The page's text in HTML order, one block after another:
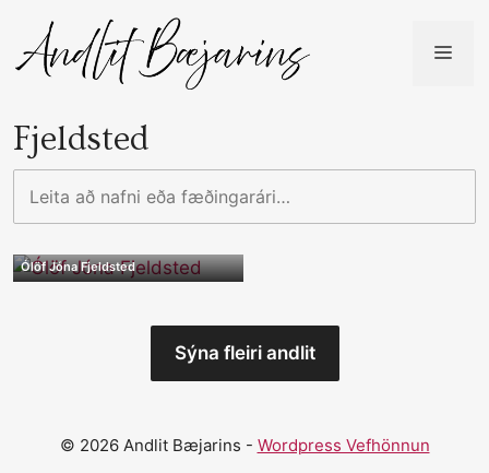
content
Fjeldsted
að
eða
Ólöf Jóna Fjeldsted
Sýna fleiri andlit
© 2026 Andlit Bæjarins - Wordpress Vefhönnun